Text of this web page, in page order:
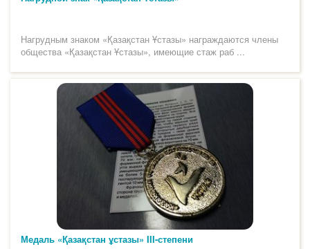
Нагрудным знаком «Қазақстан Ұстазы» награждаются члены
общества «Қазақстан Ұстазы», имеющие стаж раб ...
Медаль «Қазақстан ұстазы» III-степени